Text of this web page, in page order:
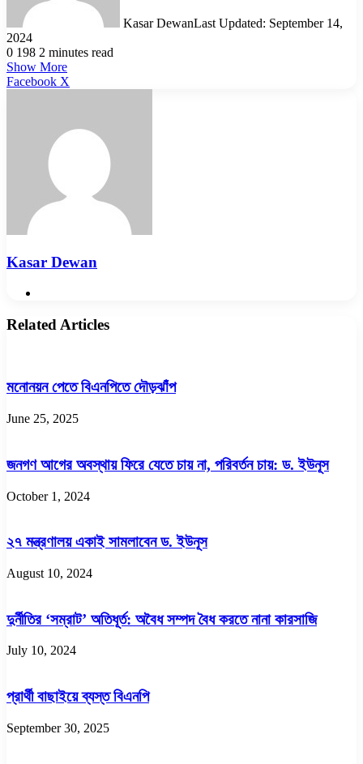
Kasar DewanLast Updated: September 14,
2024
0 198 2 minutes read
Show More
Facebook X
Kasar Dewan
Related Articles
মনোনয়ন পেতে বিএনপিতে দৌড়ঝাঁপ
June 25, 2025
জনগণ আগের অবস্থায় ফিরে যেতে চায় না, পরিবর্তন চায়: ড. ইউনূস
October 1, 2024
২৭ মন্ত্রণালয় একাই সামলাবেন ড. ইউনূস
August 10, 2024
দুর্নীতির ‘সম্রাট’ অতিধূর্ত: অবৈধ সম্পদ বৈধ করতে নানা কারসাজি
July 10, 2024
প্রার্থী বাছাইয়ে ব্যস্ত বিএনপি
September 30, 2025